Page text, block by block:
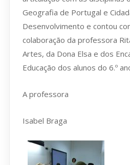
Geografia de Portugal e
Desenvolvimento e contou
colaboração da professora
Artes, da Dona Elsa e dos
Educação dos alunos do 6.º
A professora
Isabel Braga